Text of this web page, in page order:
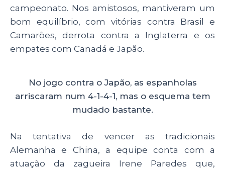
campeonato. Nos amistosos, mantiveram um
bom equilíbrio, com vitórias contra Brasil e
Camarões, derrota contra a Inglaterra e os
empates com Canadá e Japão.
No jogo contra o Japão, as espanholas
arriscaram num 4-1-4-1, mas o esquema tem
mudado bastante.
Na tentativa de vencer as tradicionais
Alemanha e China, a equipe conta com a
atuação da zagueira Irene Paredes que,